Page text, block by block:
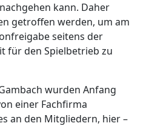
kann. Daher
getroffen werden, um am
seitens der
für den Spielbetrieb zu
wurden Anfang
einer Fachfirma
an den Mitgliedern, hier –